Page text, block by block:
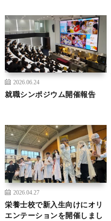
2026.06.24
就職シンポジウム開催報告
2026.04.27
栄養士校で新入生向けにオリ
エンテーションを開催しまし